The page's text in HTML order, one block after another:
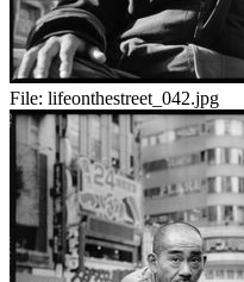
File: lifeonthestreet_042.jpg